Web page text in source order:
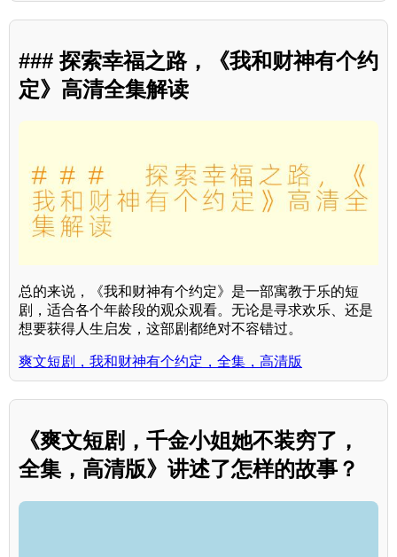
### 探索幸福之路，《我和财神有个约
定》高清全集解读
总的来说，《我和财神有个约定》是一部寓教于乐的短
剧，适合各个年龄段的观众观看。无论是寻求欢乐、还是
想要获得人生启发，这部剧都绝对不容错过。
爽文短剧，我和财神有个约定，全集，高清版
《爽文短剧，千金小姐她不装穷了，
全集，高清版》讲述了怎样的故事？